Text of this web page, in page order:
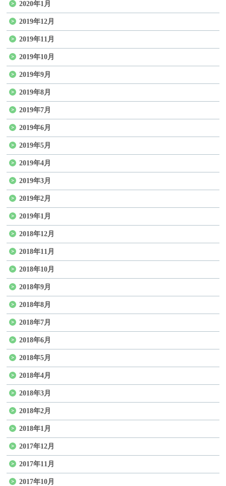
2020年1月
2019年12月
2019年11月
2019年10月
2019年9月
2019年8月
2019年7月
2019年6月
2019年5月
2019年4月
2019年3月
2019年2月
2019年1月
2018年12月
2018年11月
2018年10月
2018年9月
2018年8月
2018年7月
2018年6月
2018年5月
2018年4月
2018年3月
2018年2月
2018年1月
2017年12月
2017年11月
2017年10月